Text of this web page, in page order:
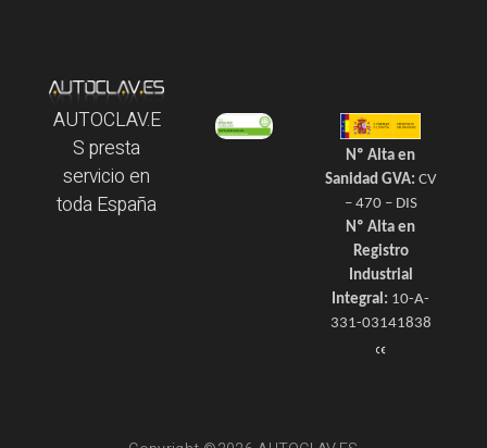
AUTOCLAV.E
S presta
servicio en
toda España
Nº Alta en
Sanidad GVA: CV
– 470 – DIS
Nº Alta en
Registro
Industrial
Integral: 10-A-
331-03141838